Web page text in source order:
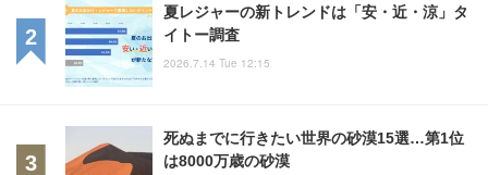
夏レジャーの新トレンドは「安・近・涼」タ
イトー調査
2026.7.14 Tue 12:15
死ぬまでに行きたい世界の砂漠15選…第1位
は8000万歳の砂漠